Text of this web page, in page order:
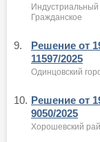
Гражданское
9.
Решение от
11597/2025
Одинцовский
10. Решение от
9050/2025
Хорошевский